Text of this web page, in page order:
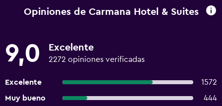
Opiniones de Carmana Hotel & Suites
9,0 Excelente
2272 opiniones verificadas
Excelente
1572
Muy bueno
444